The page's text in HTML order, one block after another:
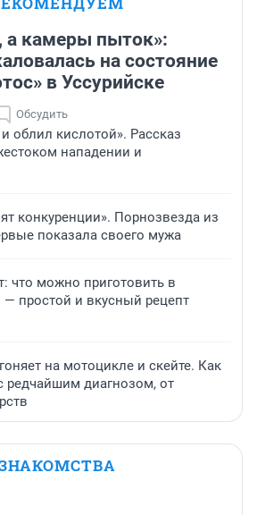
а камеры пыток»:
на состояние
в Уссурийске
Обсудить
облил кислотой». Рассказ
нападении и
конкуренции». Порнозвезда из
показала своего мужа
что можно приготовить в
— простой и вкусный рецепт
на мотоцикле и скейте. Как
редчайшим диагнозом, от